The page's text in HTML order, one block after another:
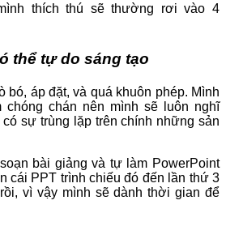
thích thú sẽ thường rơi vào 4
thể tự do sáng tạo
bó, áp đặt, và quá khuôn phép. Mình
chóng chán nên mình sẽ luôn nghĩ
sự trùng lặp trên chính những sản
bài giảng và tự làm PowerPoint
cái PPT trình chiếu đó đến lần thứ 3
vì vậy mình sẽ dành thời gian để